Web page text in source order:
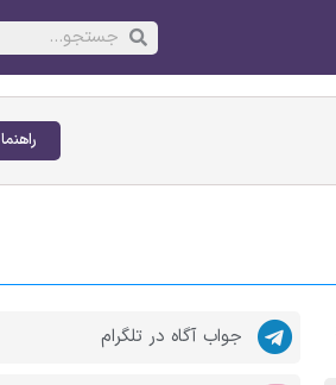
راهنما
جواب آگاه در تلگرام